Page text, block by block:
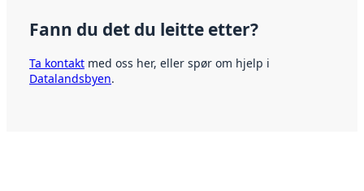
Fann du det du leitte etter?
Ta kontakt med oss her, eller spør om hjelp i
Datalandsbyen.